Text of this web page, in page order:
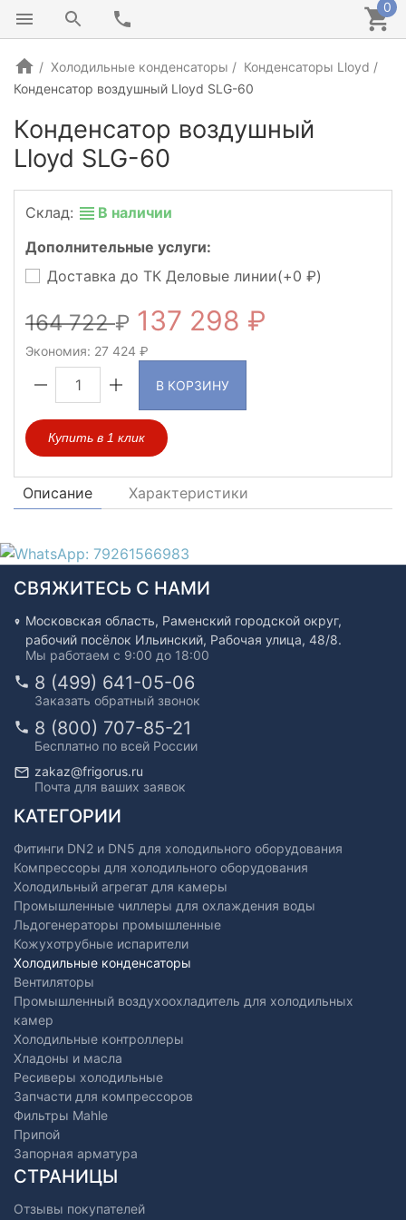
0
Холодильные конденсаторы
Конденсаторы Lloyd
Конденсатор воздушный Lloyd SLG-60
Конденсатор воздушный
Lloyd SLG-60
Склад:
В наличии
Дополнительные услуги:
Доставка до ТК Деловые линии(+0 )
164 722 137 298
Экономия: 27 424
В КОРЗИНУ
Купить в 1 клик
Описание Характеристики
СВЯЖИТЕСЬ С НАМИ
Московская область, Раменский городской округ,
рабочий посёлок Ильинский, Рабочая улица, 48/8.
Мы работаем с 9:00 до 18:00
8 (499) 641-05-06
Заказать обратный звонок
8 (800) 707-85-21
Бесплатно по всей России
zakaz@frigorus.ru
Почта для ваших заявок
КАТЕГОРИИ
Фитинги DN2 и DN5 для холодильного оборудования
Компрессоры для холодильного оборудования
Холодильный агрегат для камеры
Промышленные чиллеры для охлаждения воды
Льдогенераторы промышленные
Кожухотрубные испарители
Холодильные конденсаторы
Вентиляторы
Промышленный воздухоохладитель для холодильных
камер
Холодильные контроллеры
Хладоны и масла
Ресиверы холодильные
Запчасти для компрессоров
Фильтры Mahle
Припой
Запорная арматура
СТРАНИЦЫ
Отзывы покупателей